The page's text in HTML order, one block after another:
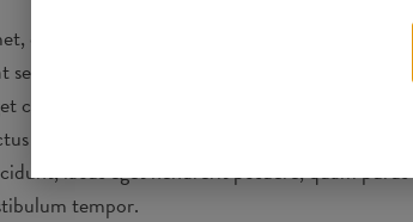
consectetur adipiscing elit. Maecenas
lectus. Duis ultricies et purus finibus
cursus dolor mauris nec nulla. Nam
et ultrices posuere cubilia curae; Phasellus
lacus eget hendrerit posuere, quam
tempor.